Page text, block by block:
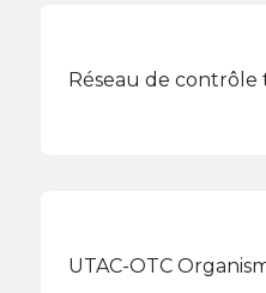
Réseau de
UTAC-OTC